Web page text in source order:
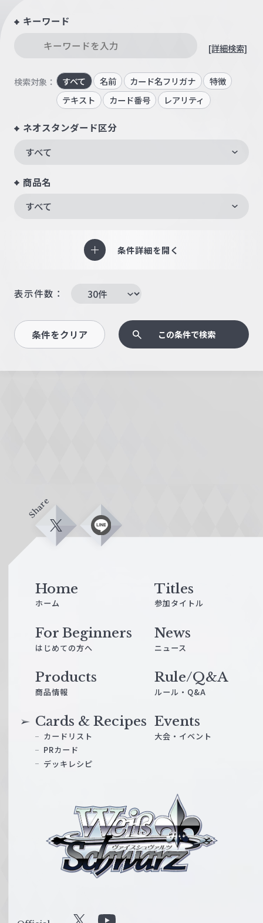
キーワード
[詳細検索]
検索対象： すべて 名前 カード名フリガナ
特徴
テキスト
カード番号 レアリティ
ネオスタンダード区分
すべて
商品名
すべて
条件詳細を開く
表示件数：
条件をクリア この条件で検索
Share
X L
ス
ル
Home
ホーム
Titles
参加タイトル
For Beginners
はじめての方へ
News
ニュース
Products
商品情報
Cards & Recipes
カードリスト
PRカード
デッキレシピ
Events
大会・イベント
Rule/Q&A
ルール・Q&A